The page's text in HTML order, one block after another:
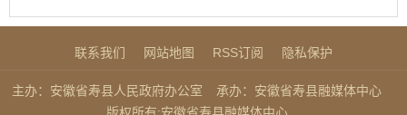
联系我们 网站地图 RSS订阅 隐私保护
主办：安徽省寿县人民政府办公室
承办：安徽省寿县融媒体中心